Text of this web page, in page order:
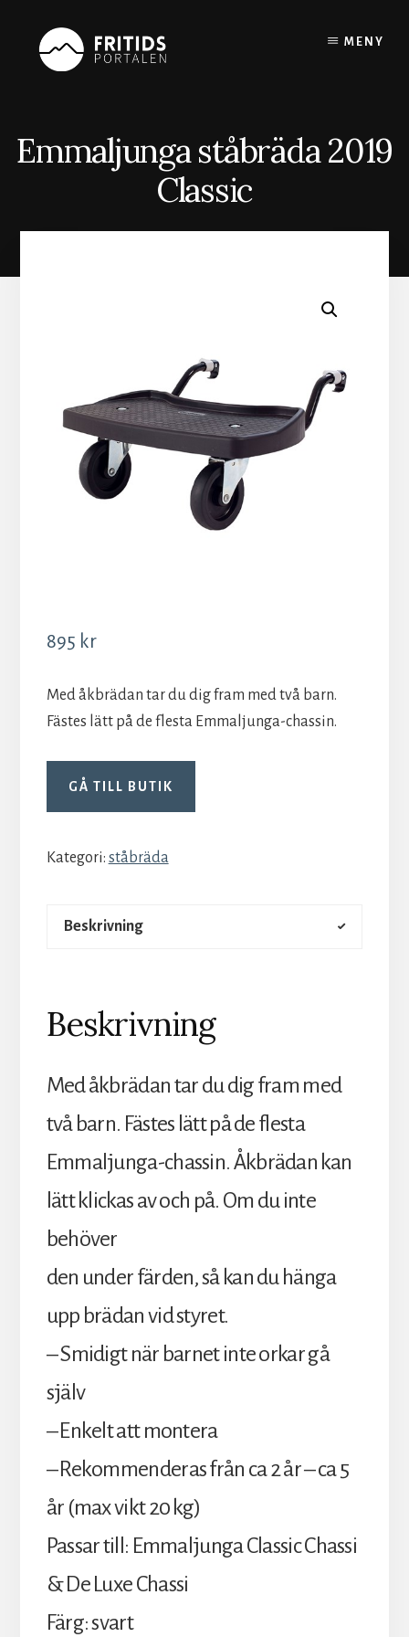
content
MENY
Emmaljunga ståbräda 2019
Classic
895 kr
Med åkbrädan tar du dig fram med två barn.
Fästes lätt på de flesta Emmaljunga-chassin.
GÅ TILL BUTIK
Kategori: ståbräda
Beskrivning
Beskrivning
Med åkbrädan tar du dig fram med
två barn. Fästes lätt på de flesta
Emmaljunga-chassin. Åkbrädan kan
lätt klickas av och på. Om du inte
behöver
den under färden, så kan du hänga
upp brädan vid styret.
– Smidigt när barnet inte orkar gå
själv
– Enkelt att montera
– Rekommenderas från ca 2 år – ca 5
år (max vikt 20 kg)
Passar till: Emmaljunga Classic Chassi
& De Luxe Chassi
Färg: svart